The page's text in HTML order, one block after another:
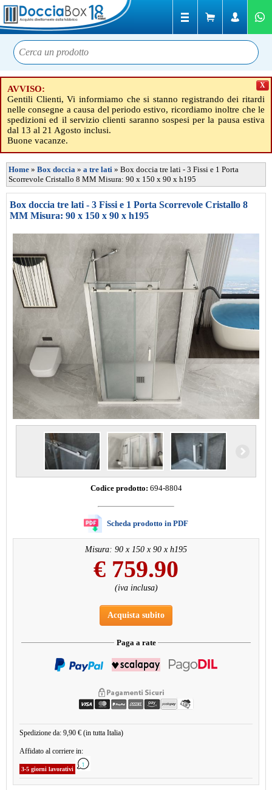
AVVISO:
Gentili Clienti, Vi informiamo che si stanno registrando dei ritardi
nelle consegne a causa del periodo estivo, ricordiamo inoltre che le
spedizioni ed il servizio clienti saranno sospesi per la pausa estiva
dal 13 al 21 Agosto inclusi.
Buone vacanze.
X
Home » Box doccia » a tre lati » Box doccia tre lati - 3 Fissi e 1 Porta
Scorrevole Cristallo 8 MM Misura: 90 x 150 x 90 x h195
Box doccia tre lati - 3 Fissi e 1 Porta Scorrevole Cristallo 8
MM Misura: 90 x 150 x 90 x h195
Codice prodotto: 694-8804
Scheda prodotto in PDF
Misura: 90 x 150 x 90 x h195
€ 759.90
(iva inclusa)
Acquista subito
Paga a rate
Spedizione da: 9,90 € (in tutta Italia)
Affidato al corriere in:
3-5 giorni lavorativi